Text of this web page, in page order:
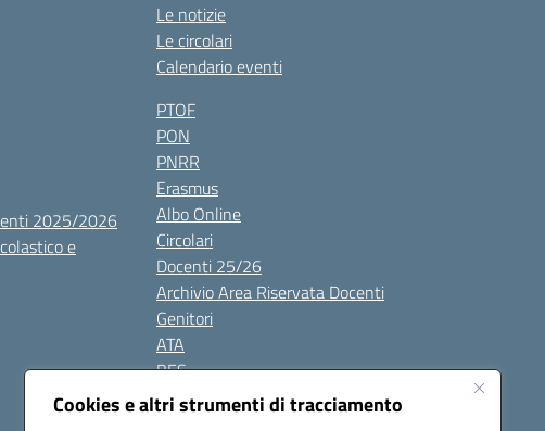
Cookies e altri strumenti di tracciamento
2025/2026
e
Le notizie
Le circolari
Calendario eventi
PTOF
PON
PNRR
Erasmus
Albo Online
Circolari
Docenti 25/26
Archivio Area Riservata Docenti
Genitori
ATA
BES
Modulistica